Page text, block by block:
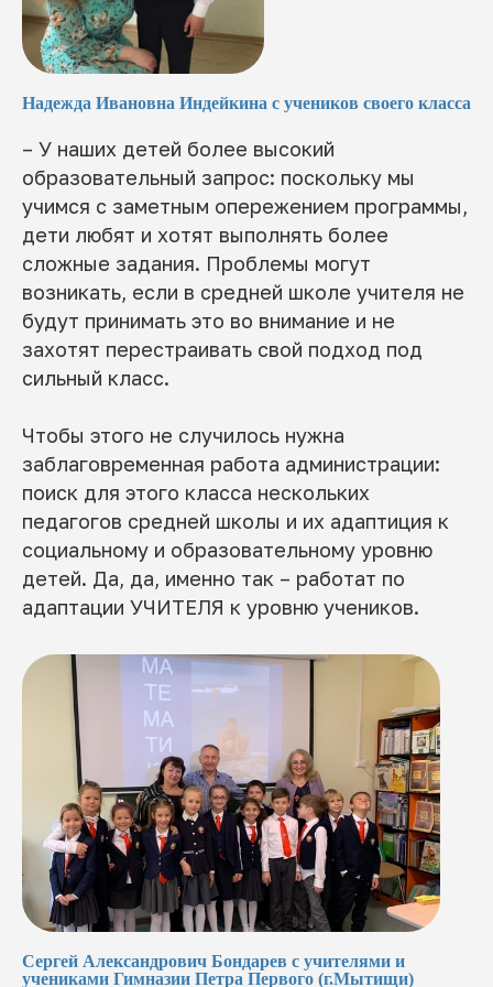
Надежда Ивановна Индейкина с учеников своего класса
– У наших детей более высокий
образовательный запрос: поскольку мы
учимся с заметным опережением программы,
дети любят и хотят выполнять более
сложные задания. Проблемы могут
возникать, если в средней школе учителя не
будут принимать это во внимание и не
захотят перестраивать свой подход под
сильный класс.
Чтобы этого не случилось нужна
заблаговременная работа администрации:
поиск для этого класса нескольких
педагогов средней школы и их адаптиция к
социальному и образовательному уровню
детей. Да, да, именно так – работат по
адаптации УЧИТЕЛЯ к уровню учеников.
Сергей Александрович Бондарев с учителями и
учениками Гимназии Петра Первого (г.Мытищи)